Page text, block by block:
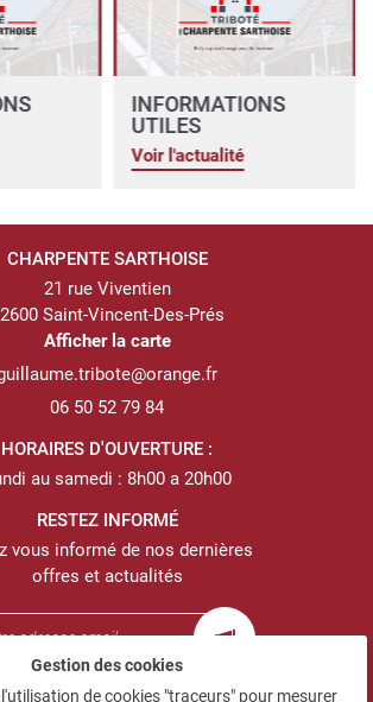
INFORMATIONS
UTILES
Voir l'actualité
CHARPENTE SARTHOISE
21 rue Viventien
Saint-Vincent-Des-Prés
Afficher la carte
06 50 52 79 84
HORAIRES D'OUVERTURE :
au samedi : 8h00 a 20h00
RESTEZ INFORMÉ
vous informé de nos dernières
offres et actualités
Gestion des cookies
de cookies "traceurs" pour mesurer